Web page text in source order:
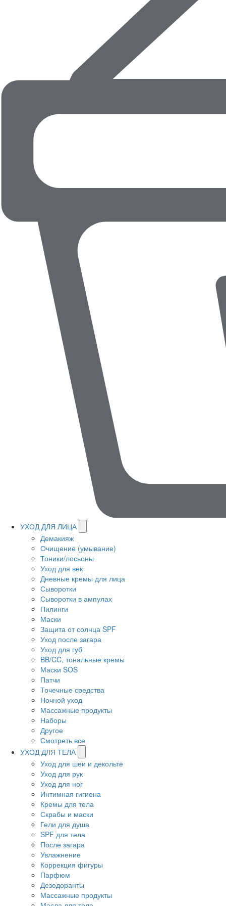
УХОД ДЛЯ ЛИЦА
Демакияж
Очищение (умывание)
Тоники/лосьоны
Уход для век
Дневные кремы для лица
Сыворотки
Сыворотки в ампулах
Пилинги
Маски
Защита от солнца SPF
Уход после загара
Уход для губ
BB/CC, тональные кремы
Маски SOS
Патчи
Точечные средства
Ночной уход
Массажные продукты
Наборы
Другое
Смотреть все
УХОД ДЛЯ ТЕЛА
Уход для шеи и декольте
Уход для рук
Уход для ног
Интимная гигиена
Кремы для тела
Скрабы и маски
Гели для душа
SPF для тела
После загара
Увлажнение
Коррекция фигуры
Парфюм
Дезодоранты
Массажные продукты